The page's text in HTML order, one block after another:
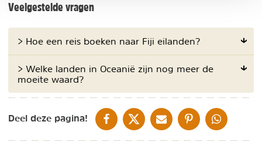
Veelgestelde vragen
> Hoe een reis boeken naar Fiji eilanden?
> Welke landen in Oceanië zijn nog meer de
moeite waard?
Deel deze pagina! DELEN OP FACEBOOK
DELEN OP XDELEN VIA DE MAIL
DELEN OP PINTEREST
DELEN OP